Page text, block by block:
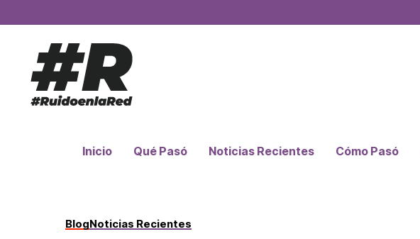
Inicio Qué Pasó Noticias Recientes Cómo Pasó
BlogNoticias Recientes